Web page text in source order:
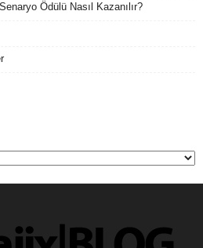
Ödülü Nasıl Kazanılır?